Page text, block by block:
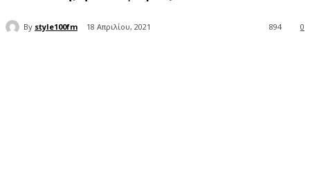
By style100fm 18 Απριλίου, 2021 0
894